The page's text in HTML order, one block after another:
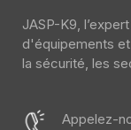
JASP-K9,
d'équipements
la sécurité, les
Appelez-